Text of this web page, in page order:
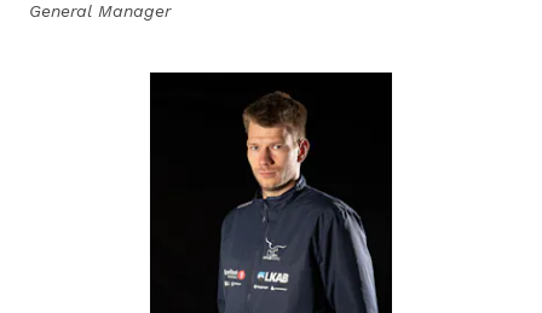
General Manager